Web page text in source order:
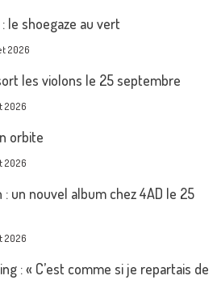
: le shoegaze au vert
2026
les violons le 25 septembre
2026
orbite
2026
un nouvel album chez 4AD le 25
2026
: « C’est comme si je repartais de